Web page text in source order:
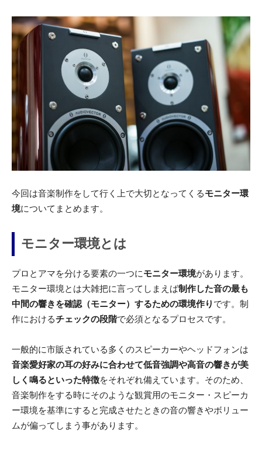
今回は音楽制作をして行く上で大切となってくるモニター環
境についてまとめます。
モニター環境とは
プロとアマを分ける要素の一つにモニター環境があります。
モニター環境とは大雑把に言ってしまえば制作した音の最も
中間の響きを確認（モニター）するための環境作り です。制
作におけるチェックの段階で必須となるプロセスです。
一般的に市販されている多くのスピーカーやヘッドフォンは
音楽愛好家の耳の好みに合わせて低音強調や高音の響きが美
しく鳴るといった特徴をそれぞれ備えています。そのため、
音楽制作をする時にそのような観賞用のモニター・スピーカ
ー環境を基準にすると完成させたときの音の響きやボリュー
ムが偏ってしまう事があります。